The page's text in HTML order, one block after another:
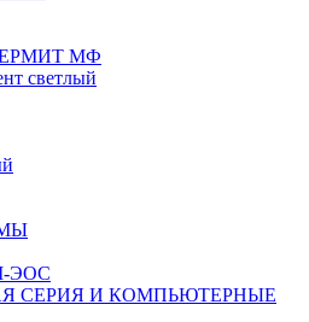
МФ
светлый
ЭОС
СЕРИЯ И КОМПЬЮТЕРНЫЕ